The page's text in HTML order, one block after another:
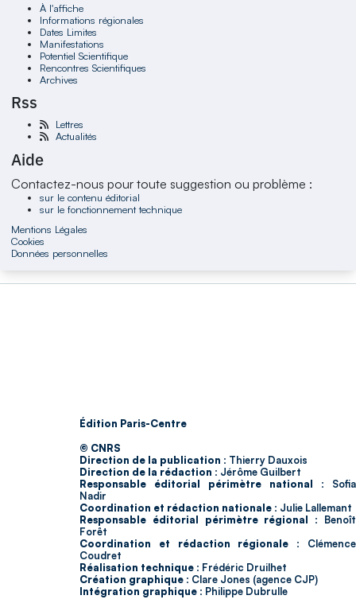
À l'affiche
Informations régionales
Dates Limites
Manifestations
Potentiel Scientifique
Rencontres Scientifiques
Archives
Rss
Lettres
Actualités
Aide
Contactez-nous pour toute suggestion ou problème :
sur le contenu éditorial
sur le fonctionnement technique
Mentions Légales
Cookies
Données personnelles
Édition Paris-Centre
© CNRS
Direction de la publication : Thierry Dauxois
Direction de la rédaction : Jérôme Guilbert
Responsable éditorial périmètre national : Sofia
Nadir
Coordination et rédaction nationale : Julie Lallemant
Responsable éditorial périmètre régional : Benoît
Forêt
Coordination et rédaction régionale : Clémence
Coudret
Réalisation technique : Frédéric Druilhet
Création graphique : Clare Jones (agence CJP)
Intégration graphique : Philippe Dubrulle